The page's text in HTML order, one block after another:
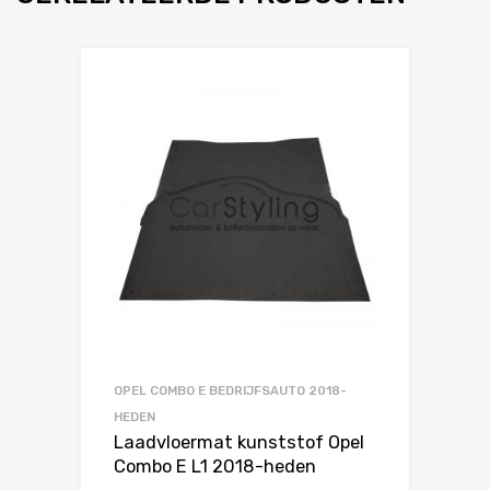
OPEL COMBO E BEDRIJFSAUTO 2018-
HEDEN
Laadvloermat kunststof Opel
Combo E L1 2018-heden